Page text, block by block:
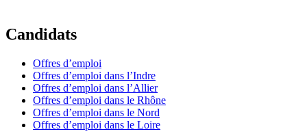
Candidats
Offres d’emploi
Offres d’emploi dans l’Indre
Offres d’emploi dans l’Allier
Offres d’emploi dans le Rhône
Offres d’emploi dans le Nord
Offres d’emploi dans le Loire